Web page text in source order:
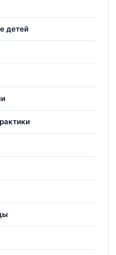
детей